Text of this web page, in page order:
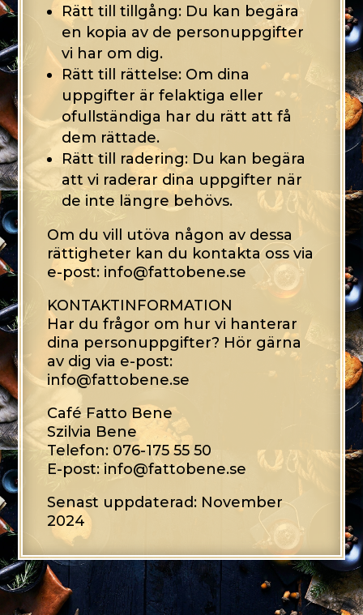
Rätt till tillgång: Du kan begära
en kopia av de personuppgifter
vi har om dig.
Rätt till rättelse: Om dina
uppgifter är felaktiga eller
ofullständiga har du rätt att få
dem rättade.
Rätt till radering: Du kan begära
att vi raderar dina uppgifter när
de inte längre behövs.
Om du vill utöva någon av dessa
rättigheter kan du kontakta oss via
e-post: info@fattobene.se
KONTAKTINFORMATION
Har du frågor om hur vi hanterar
dina personuppgifter? Hör gärna
av dig via e-post:
info@fattobene.se
Café Fatto Bene
Szilvia Bene
Telefon: 076-175 55 50
E-post: info@fattobene.se
Senast uppdaterad: November
2024